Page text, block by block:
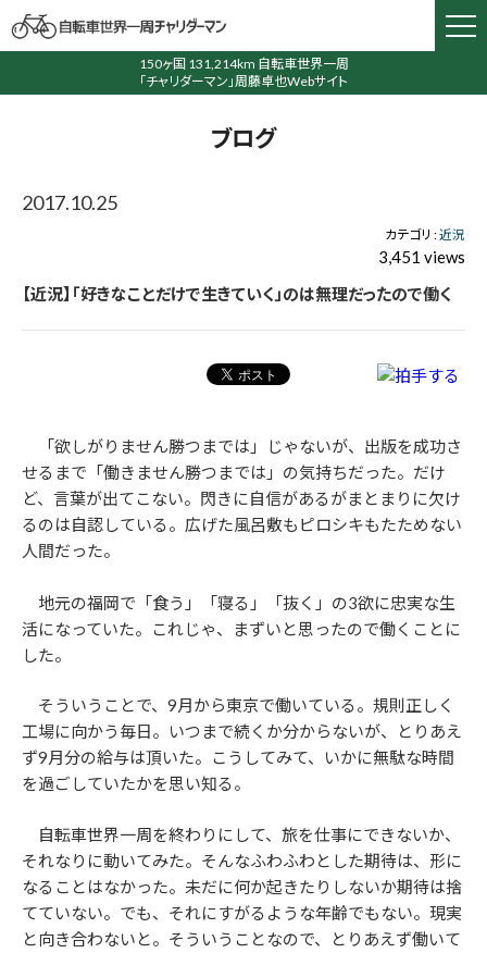
150ヶ国 131,214km 自転車世界一周
「チャリダーマン」周藤卓也Webサイト
ブログ
2017.10.25
カテゴリ :近況
3,451 views
【近況】「好きなことだけで生きていく」のは無理だったので働く
「欲しがりません勝つまでは」じゃないが、出版を成功さ
せるまで「働きません勝つまでは」の気持ちだった。だけ
ど、言葉が出てこない。閃きに自信があるがまとまりに欠け
るのは自認している。広げた風呂敷もピロシキもたためない
人間だった。
地元の福岡で「食う」「寝る」「抜く」の3欲に忠実な生
活になっていた。これじゃ、まずいと思ったので働くことに
した。
そういうことで、9月から東京で働いている。規則正しく
工場に向かう毎日。いつまで続くか分からないが、とりあえ
ず9月分の給与は頂いた。こうしてみて、いかに無駄な時間
を過ごしていたかを思い知る。
自転車世界一周を終わりにして、旅を仕事にできないか、
それなりに動いてみた。そんなふわふわとした期待は、形に
なることはなかった。未だに何か起きたりしないか期待は捨
てていない。でも、それにすがるような年齢でもない。現実
と向き合わないと。そういうことなので、とりあえず働いて